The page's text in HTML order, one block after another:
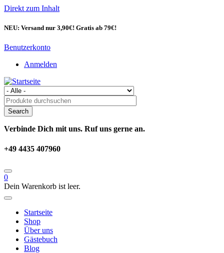
Direkt zum Inhalt
NEU: Versand nur 3,90€! Gratis ab 79€!
Benutzerkonto
Anmelden
Verbinde Dich mit uns. Ruf uns gerne an.
+49 4435 407960
0
Dein Warenkorb ist leer.
Startseite
Shop
Über uns
Gästebuch
Blog